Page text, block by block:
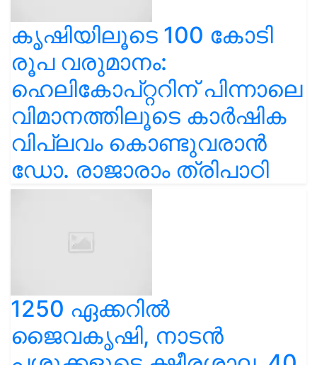
കൃഷിയിലൂടെ 100 കോടി
രൂപ വരുമാനം:
ഹെലികോപ്റ്ററിന് പിന്നാലെ
വിമാനത്തിലൂടെ കാർഷിക
വിപ്ലവം കൊണ്ടുവരാൻ
ഡോ. രാജാരാം ത്രിപാഠി
1250 ഏക്കറിൽ
ജൈവകൃഷി, നാടൻ